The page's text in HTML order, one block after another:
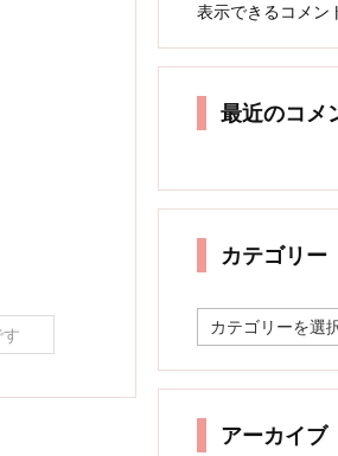
表示できるコメン
最近のコメ
カテゴリー
テ
リ
アーカイブ